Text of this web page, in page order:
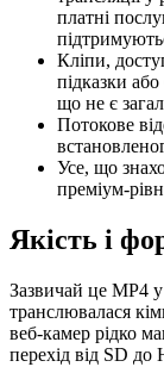
платні
Кліпи,
підказки
що не є
Потокове
Усе, що
преміум-
Якість і
Зазвичай це MP4 у
транслювалася
веб-камер рідко
перехід від SD до